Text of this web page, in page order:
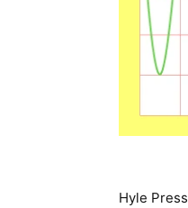
Hyle Press